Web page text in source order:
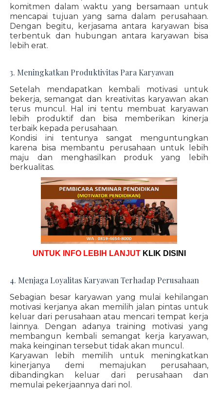
komitmen dalam waktu yang bersamaan untuk
mencapai tujuan yang sama dalam perusahaan.
Dengan begitu, kerjasama antara karyawan bisa
terbentuk dan hubungan antara karyawan bisa
lebih erat.
3. Meningkatkan Produktivitas Para Karyawan
Setelah mendapatkan kembali motivasi untuk
bekerja, semangat dan kreativitas karyawan akan
terus muncul. Hal ini tentu membuat karyawan
lebih produktif dan bisa memberikan kinerja
terbaik kepada perusahaan.
Kondisi ini tentunya sangat menguntungkan
karena bisa membantu perusahaan untuk lebih
maju dan menghasilkan produk yang lebih
berkualitas.
UNTUK INFO LEBIH LANJUT KLIK DISINI
4. Menjaga Loyalitas Karyawan Terhadap Perusahaan
Sebagian besar karyawan yang mulai kehilangan
motivasi kerjanya akan memilih jalan pintas untuk
keluar dari perusahaan atau mencari tempat kerja
lainnya. Dengan adanya training motivasi yang
membangun kembali semangat kerja karyawan,
maka keinginan tersebut tidak akan muncul.
Karyawan lebih memilih untuk meningkatkan
kinerjanya demi memajukan perusahaan,
dibandingkan keluar dari perusahaan dan
memulai pekerjaannya dari nol.